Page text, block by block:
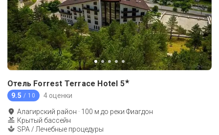
Отель Forrest Terrace Hotel 5★
9.5 / 10 4 оценки
Алагирский район · 100 м до реки Фиагдон
Крытый бассейн
SPA / Лечебные процедуры